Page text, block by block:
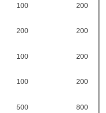
100 200
200 200
100 200
100 200
500 800